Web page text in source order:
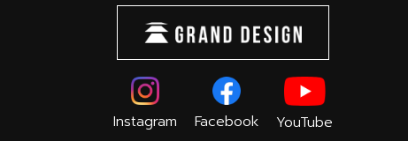
Instagram Facebook YouTube